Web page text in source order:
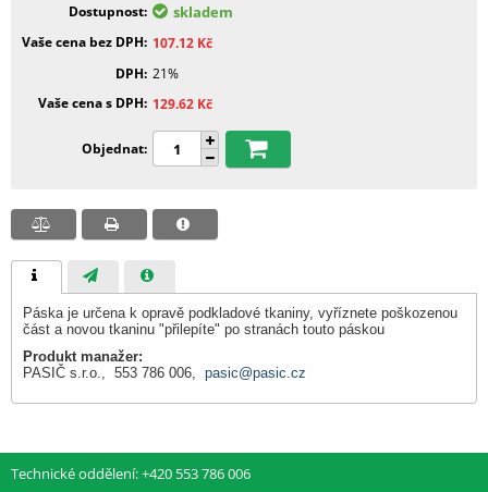
Dostupnost
skladem
Vaše cena bez DPH 107.12 Kč
DPH 21%
Vaše cena s DPH 129.62 Kč
Objednat
Páska je určena k opravě podkladové tkaniny, vyříznete poškozenou
část a novou tkaninu "přilepíte" po stranách touto páskou
Produkt manažer:
PASIČ s.r.o., 553 786 006, pasic@pasic.cz
Technické oddělení: +420 553 786 006